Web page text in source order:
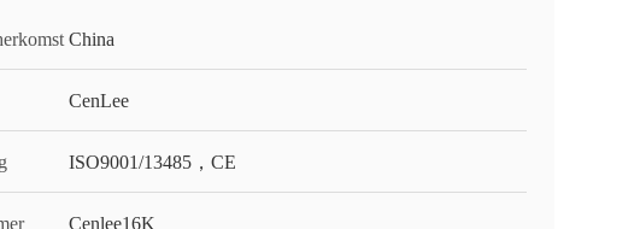
China
CenLee
ISO9001/13485，CE
Cenlee16K